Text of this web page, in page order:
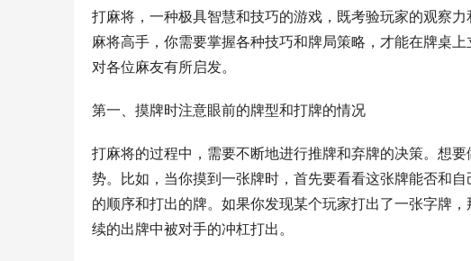
打麻将，一种极具智慧和技巧的游戏，既考验玩家的观察
麻将高手，你需要掌握各种技巧和牌局策略，才能在牌桌
对各位麻友有所启发。
第一、摸牌时注意眼前的牌型和打牌的情况
打麻将的过程中，需要不断地进行推牌和弃牌的决策。想
势。比如，当你摸到一张牌时，首先要看看这张牌能否和
的顺序和打出的牌。如果你发现某个玩家打出了一张字牌
续的出牌中被对手的冲杠打出。